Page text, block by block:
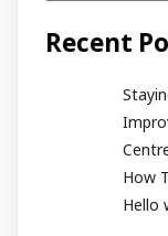
Recent
How
Hello